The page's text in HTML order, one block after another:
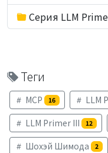
Серия LLM
Теги
MCP 16 LLM
LLM Primer III 12
Шохэй Шимода 2